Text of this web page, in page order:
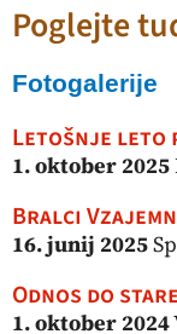
Poglejte
Fotogalerije
Letošnje leto
1. oktober 2025
Bralci
16. junij 2025
Odnos do
1. oktober 2024